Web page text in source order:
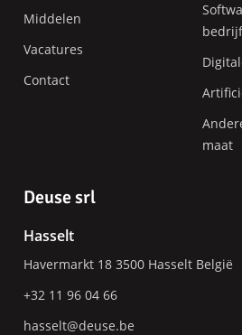
Middelen
Vacatures
Contact
maat
Deuse srl
Hasselt
Havermarkt 18 3500 Hasselt België
+32 11 96 04 66
hasselt@deuse.be